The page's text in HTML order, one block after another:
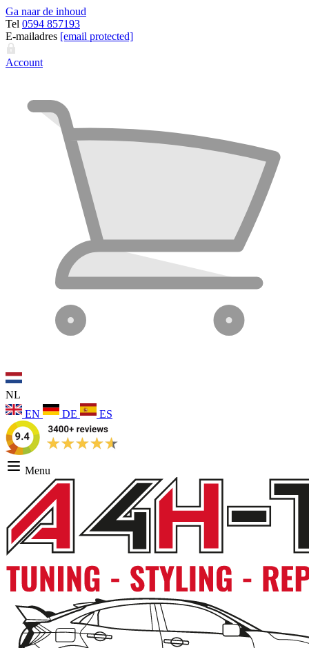
Ga naar de inhoud
Tel 0594 857193
E-mailadres [email protected]
Account
NL
EN
DE ES
Menu